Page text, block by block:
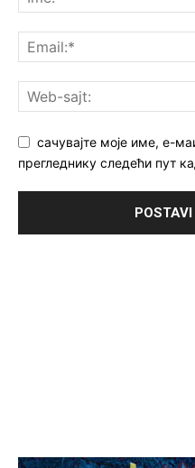
сачувајте моје име, е-
прегледнику следећи пут